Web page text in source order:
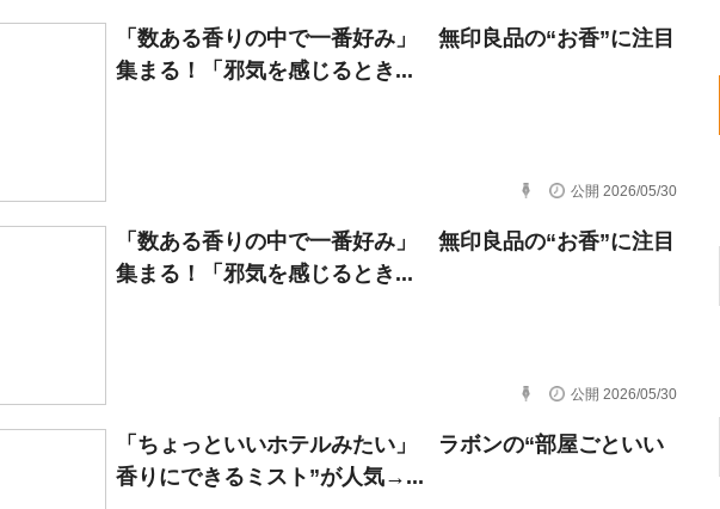
「数ある香りの中で一番好み」 無印良品の“お香”に注目
集まる！「邪気を感じるとき...
公開 2026/05/30
「数ある香りの中で一番好み」 無印良品の“お香”に注目
集まる！「邪気を感じるとき...
公開 2026/05/30
「ちょっといいホテルみたい」 ラボンの“部屋ごといい
香りにできるミスト”が人気→...